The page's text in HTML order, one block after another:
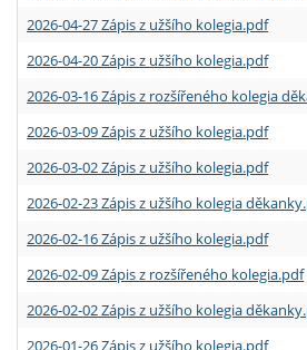
2026-04-27 Zápis z užšího kolegia.pdf
2026-04-20 Zápis z užšího kolegia.pdf
2026-03-16 Zápis z rozšířeného kolegia
2026-03-09 Zápis z užšího kolegia.pdf
2026-03-02 Zápis z užšího kolegia.pdf
2026-02-23 Zápis z užšího kolegia
2026-02-16 Zápis z užšího kolegia.pdf
2026-02-09 Zápis z rozšířeného kolegia.pdf
2026-02-02 Zápis z užšího kolegia
2026-01-26 Zápis z užšího kolegia.pdf